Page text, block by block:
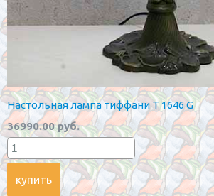
Настольная лампа тиффани T 1646 G
36990.00 руб.